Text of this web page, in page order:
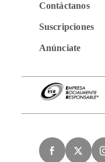
Contáctanos
Suscripciones
Anúnciate